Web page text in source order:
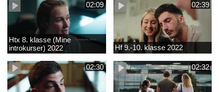
02:09
Htx 8. klasse (Mine
introkurser) 2022
02:39
Hf 9.-10. klasse 2022
02:30 02:32